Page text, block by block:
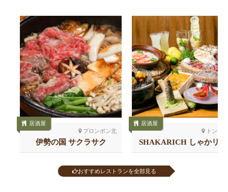
プロンポン北
居酒屋
伊勢の国 サクラサク
トンロー
居酒屋
SHAKARICH しゃかリッ
チ トンロー
おすすめレストランを全部見る